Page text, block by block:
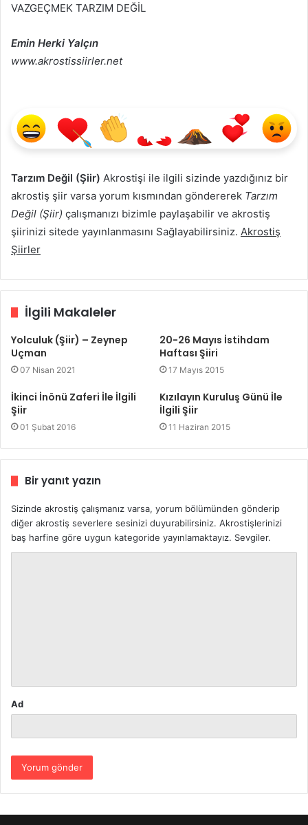
VAZGEÇMEK TARZIM DEĞİL
Emin Herki Yalçın
www.akrostissiirler.net
Tarzım Değil (Şiir) Akrostişi ile ilgili sizinde yazdığınız bir
akrostiş şiir varsa yorum kısmından göndererek Tarzım
Değil (Şiir) çalışmanızı bizimle paylaşabilir ve akrostiş
şiirinizi sitede yayınlanmasını Sağlayabilirsiniz. Akrostiş
Şiirler
İlgili Makaleler
Yolculuk (Şiir) – Zeynep
Uçman
07 Nisan 2021
20-26 Mayıs İstihdam
Haftası Şiiri
17 Mayıs 2015
İkinci İnönü Zaferi İle İlgili
Şiir
01 Şubat 2016
Kızılayın Kuruluş Günü İle
İlgili Şiir
11 Haziran 2015
Bir yanıt yazın
Sizinde akrostiş çalışmanız varsa, yorum bölümünden gönderip
diğer akrostiş severlere sesinizi duyurabilirsiniz. Akrostişlerinizi
baş harfine göre uygun kategoride yayınlamaktayız. Sevgiler.
Ad